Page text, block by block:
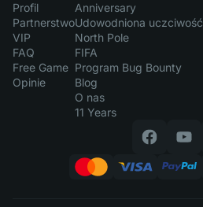
Profil
Partnerstwo
VIP
FAQ
Free Game
Opinie
Anniversary
Udowodniona uczciwość
North Pole
FIFA
Program Bug Bounty
Blog
O nas
11 Years